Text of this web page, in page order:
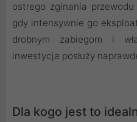
ostrego zginania przewodu
gdy intensywnie go
drobnym zabiegom i
inwestycja posłuży
Dla kogo jest to